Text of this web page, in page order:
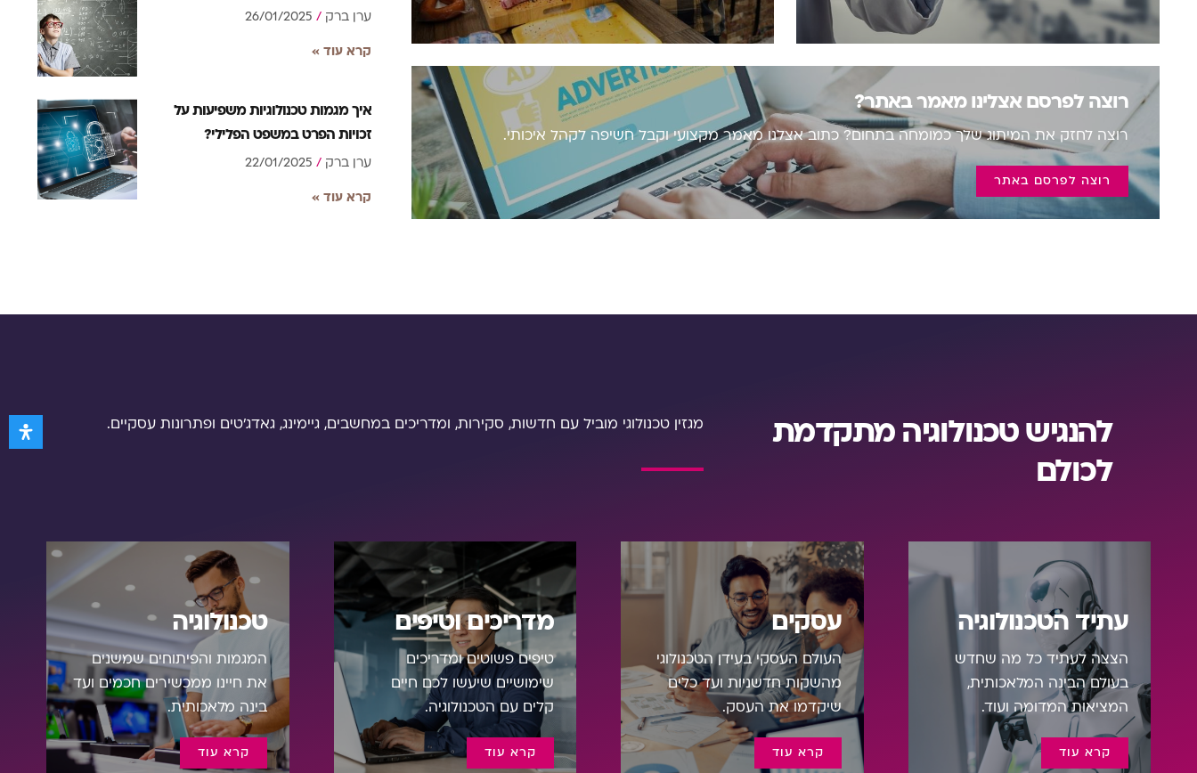
רוצה לפרסם אצלינו מאמר באתר?
רוצה לחזק את המיתוג שלך כמומחה בתחום? כתוב אצלנו מאמר מקצועי וקבל חשיפה לקהל איכותי.
רוצה לפרסם באתר
ערן ברק
קרא עוד »
איך מגמות טכנולוגיות משפיעות על
זכויות הפרט במשפט הפלילי?
ערן ברק
קרא עוד »
להנגיש טכנולוגיה מתקדמת
לכולם
מגזין טכנולוגי מוביל עם חדשות, סקירות, ומדריכים במחשבים, גיימינג, גאדג’טים ופתרונות עסקיים.
עתיד הטכנולוגיה
הצצה לעתיד כל מה שחדש
בעולם הבינה המלאכותית,
המציאות המדומה ועוד.
קרא עוד
עסקים
העולם העסקי בעידן הטכנולוגי
מהשקות חדשניות ועד כלים
שיקדמו את העסק.
קרא עוד
מדריכים וטיפים
טיפים פשוטים ומדריכים
שימושיים שיעשו לכם חיים
קלים עם הטכנולוגיה.
קרא עוד
טכנולוגיה
המגמות והפיתוחים שמשנים
את חיינו ממכשירים חכמים ועד
בינה מלאכותית.
קרא עוד